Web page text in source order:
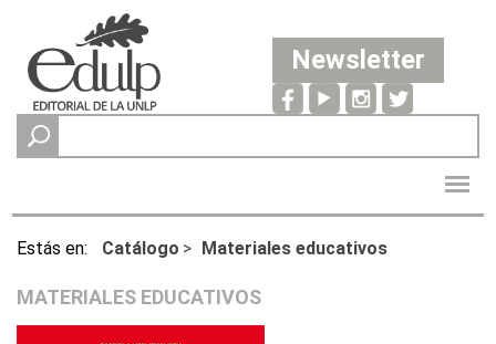
Newsletter
Estás en: Catálogo > Materiales educativos
MATERIALES EDUCATIVOS